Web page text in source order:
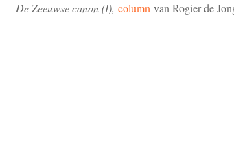
De Zeeuwse canon (I), columnvan Rogier de